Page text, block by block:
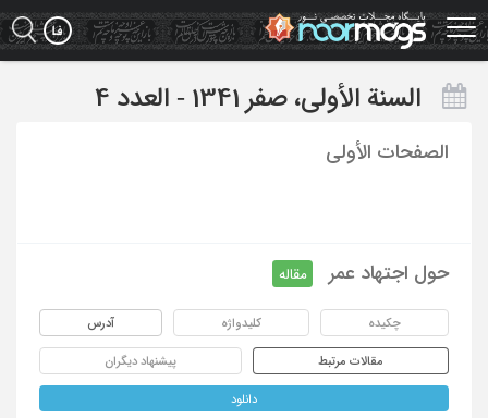
Skip
to
main
السنة الأولی، صفر 1341 - العدد 4
الصفحات الأولی
حول اجتهاد عمر مقاله
چکیده کلیدواژه آدرس
مقالات مرتبط پیشنهاد دیگران
دانلود